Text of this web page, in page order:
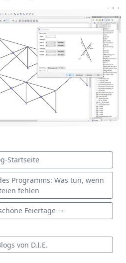
Startseite
Programms: Was tun, wenn
fehlen
Feiertage ⇾
von D.I.E.